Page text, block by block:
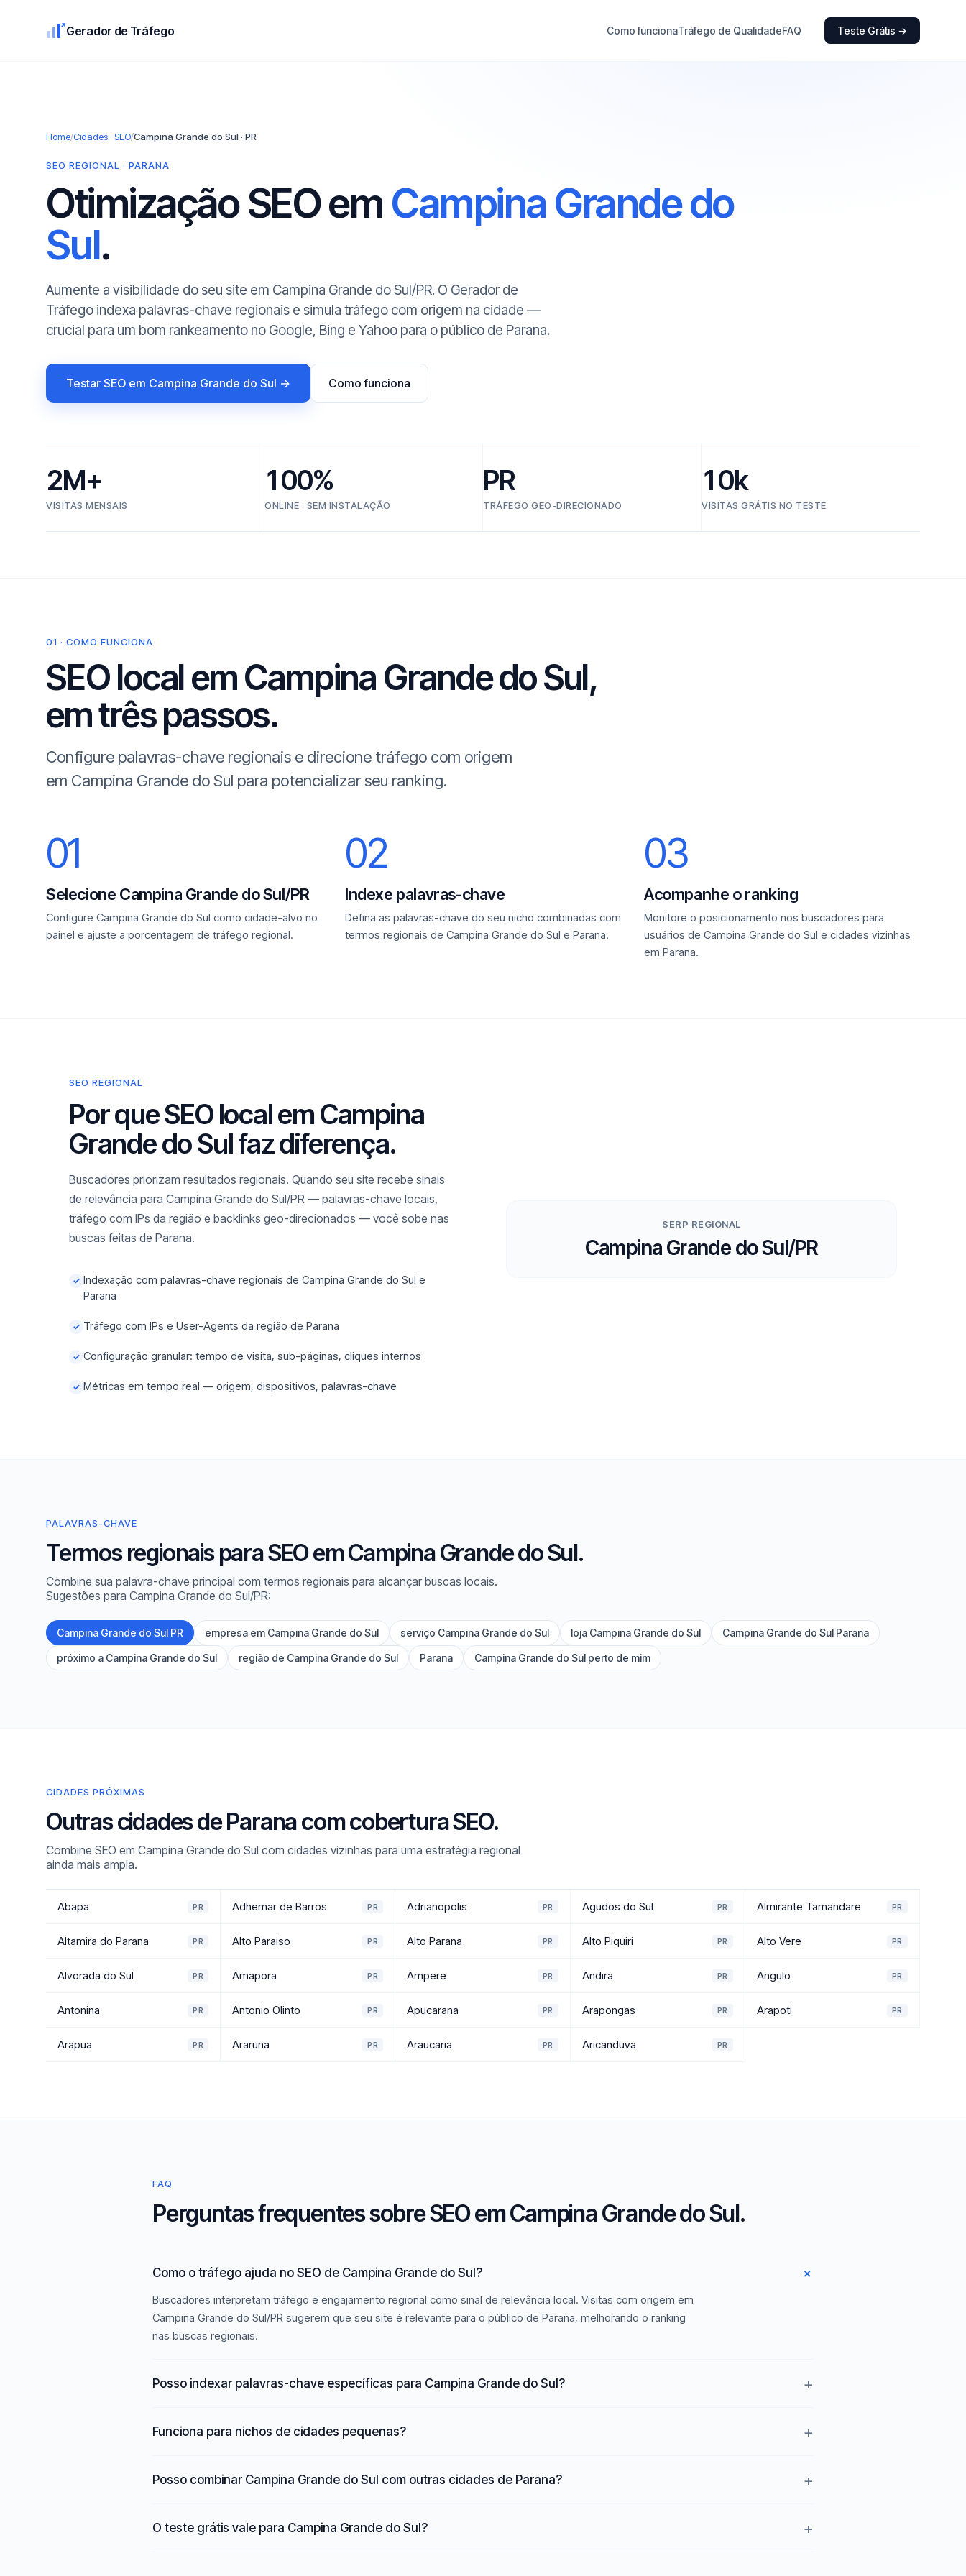
Gerador de Tráfego Como funcionaTráfego de QualidadeFAQ Teste Grátis →
Home/Cidades · SEO/Campina Grande do Sul · PR
SEO REGIONAL · PARANA
Otimização SEO em Campina Grande do
Sul.
Aumente a visibilidade do seu site em Campina Grande do Sul/PR. O Gerador de
Tráfego indexa palavras-chave regionais e simula tráfego com origem na cidade —
crucial para um bom rankeamento no Google, Bing e Yahoo para o público de Parana.
Testar SEO em Campina Grande do Sul → Como funciona
2M+
VISITAS MENSAIS
100%
ONLINE · SEM INSTALAÇÃO
PR
TRÁFEGO GEO-DIRECIONADO
10k
VISITAS GRÁTIS NO TESTE
01 · COMO FUNCIONA
SEO local em Campina Grande do Sul,
em três passos.
Configure palavras-chave regionais e direcione tráfego com origem
em Campina Grande do Sul para potencializar seu ranking.
01
Selecione Campina Grande do Sul/PR
Configure Campina Grande do Sul como cidade-alvo no
painel e ajuste a porcentagem de tráfego regional.
02
Indexe palavras-chave
Defina as palavras-chave do seu nicho combinadas com
termos regionais de Campina Grande do Sul e Parana.
03
Acompanhe o ranking
Monitore o posicionamento nos buscadores para
usuários de Campina Grande do Sul e cidades vizinhas
em Parana.
SEO REGIONAL
Por que SEO local em Campina
Grande do Sul faz diferença.
Buscadores priorizam resultados regionais. Quando seu site recebe sinais
de relevância para Campina Grande do Sul/PR — palavras-chave locais,
tráfego com IPs da região e backlinks geo-direcionados — você sobe nas
buscas feitas de Parana.
✓ Indexação com palavras-chave regionais de Campina Grande do Sul e
Parana
✓ Tráfego com IPs e User-Agents da região de Parana
✓ Configuração granular: tempo de visita, sub-páginas, cliques internos
✓ Métricas em tempo real — origem, dispositivos, palavras-chave
SERP REGIONAL
Campina Grande do Sul/PR
PALAVRAS-CHAVE
Termos regionais para SEO em Campina Grande do Sul.
Combine sua palavra-chave principal com termos regionais para alcançar buscas locais.
Sugestões para Campina Grande do Sul/PR:
Campina Grande do Sul PR empresa em Campina Grande do Sul serviço Campina Grande do Sul loja Campina Grande do Sul Campina Grande do Sul Parana
próximo a Campina Grande do Sul região de Campina Grande do Sul Parana Campina Grande do Sul perto de mim
CIDADES PRÓXIMAS
Outras cidades de Parana com cobertura SEO.
Combine SEO em Campina Grande do Sul com cidades vizinhas para uma estratégia regional
ainda mais ampla.
Abapa PR Adhemar de Barros PR Adrianopolis PR Agudos do Sul PR Almirante Tamandare PR
Altamira do Parana PR Alto Paraiso PR Alto Parana PR Alto Piquiri PR Alto Vere PR
Alvorada do Sul PR Amapora PR Ampere PR Andira PR Angulo PR
Antonina PR Antonio Olinto PR Apucarana PR Arapongas PR Arapoti PR
Arapua PR Araruna PR Araucaria PR Aricanduva PR
FAQ
Perguntas frequentes sobre SEO em Campina Grande do Sul.
Como o tráfego ajuda no SEO de Campina Grande do Sul?
Buscadores interpretam tráfego e engajamento regional como sinal de relevância local. Visitas com origem em
Campina Grande do Sul/PR sugerem que seu site é relevante para o público de Parana, melhorando o ranking
nas buscas regionais.
Posso indexar palavras-chave específicas para Campina Grande do Sul?
Funciona para nichos de cidades pequenas?
Posso combinar Campina Grande do Sul com outras cidades de Parana?
O teste grátis vale para Campina Grande do Sul?